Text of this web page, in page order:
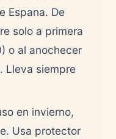
Espana. De
solo a primera
o al anochecer
Lleva siempre
en invierno,
Usa protector